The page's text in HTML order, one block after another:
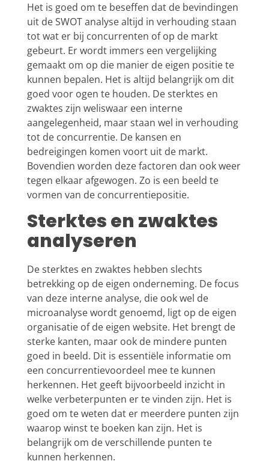
Het is goed om te beseffen dat de bevindingen
uit de SWOT analyse altijd in verhouding staan
tot wat er bij concurrenten of op de markt
gebeurt. Er wordt immers een vergelijking
gemaakt om op die manier de eigen positie te
kunnen bepalen. Het is altijd belangrijk om dit
goed voor ogen te houden. De sterktes en
zwaktes zijn weliswaar een interne
aangelegenheid, maar staan wel in verhouding
tot de concurrentie. De kansen en
bedreigingen komen voort uit de markt.
Bovendien worden deze factoren dan ook weer
tegen elkaar afgewogen. Zo is een beeld te
vormen van de concurrentiepositie.
Sterktes en zwaktes
analyseren
De sterktes en zwaktes hebben slechts
betrekking op de eigen onderneming. De focus
van deze interne analyse, die ook wel de
microanalyse wordt genoemd, ligt op de eigen
organisatie of de eigen website. Het brengt de
sterke kanten, maar ook de mindere punten
goed in beeld. Dit is essentiële informatie om
een concurrentievoordeel mee te kunnen
herkennen. Het geeft bijvoorbeeld inzicht in
welke verbeterpunten er te vinden zijn. Het is
goed om te weten dat er meerdere punten zijn
waarop winst te boeken kan zijn. Het is
belangrijk om de verschillende punten te
kunnen herkennen.